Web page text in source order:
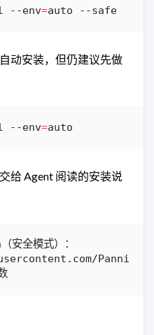
--env=
动安装，但仍建议先做
--env=
给 Agent 阅读的安装说